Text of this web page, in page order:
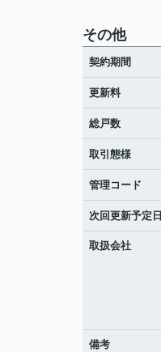
その他
契約期間
更新料
総戸数
取引態様
管理コード
次回更新予定日
取扱会社
備考